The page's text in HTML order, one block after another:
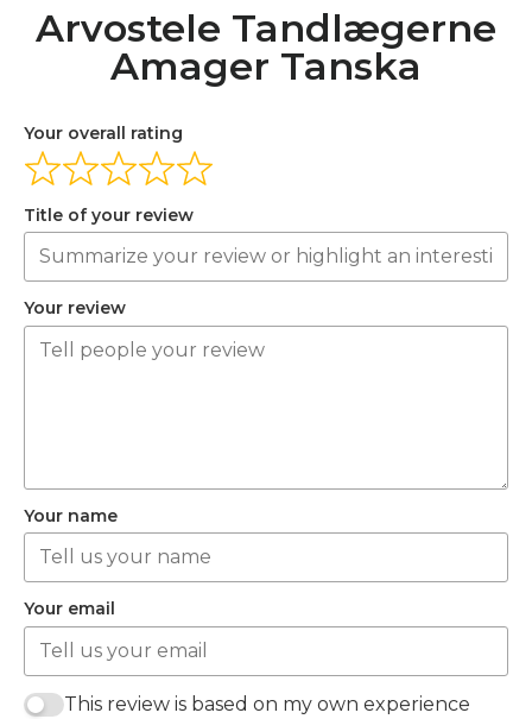
Arvostele Tandlægerne
Amager Tanska
Your overall rating
Title of your review
Your review
Your name
Your email
This review is based on my own experience